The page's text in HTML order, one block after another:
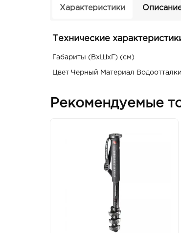
Характеристики
Технические
Габариты (ВxШxГ) (см)
Цвет Черный Материал
Рекомендуемые